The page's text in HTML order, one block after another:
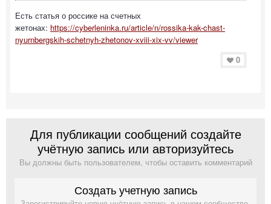
Есть статья о россике на счетных
жетонах: https://cyberleninka.ru/article/n/rossika-kak-chast-
nyurnbergskih-schetnyh-zhetonov-xviii-xix-vv/viewer
0
Для публикации сообщений создайте
учётную запись или авторизуйтесь
Вы должны быть пользователем, чтобы оставить комментарий
Создать учетную запись